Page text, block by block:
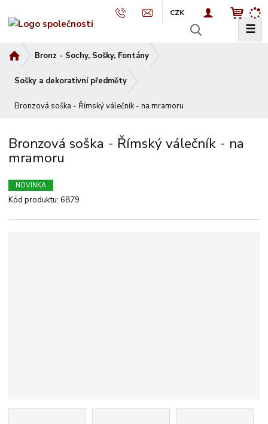
CZK
☰
v
o
n
t
r
n
a
Bronz - Sochy, Sošky, Fontány
Sošky a dekorativní předměty
Bronzová soška - Římský válečník - na mramoru
Bronzová soška - Římský válečník - na
mramoru
NOVINKA
Kód produktu:6879